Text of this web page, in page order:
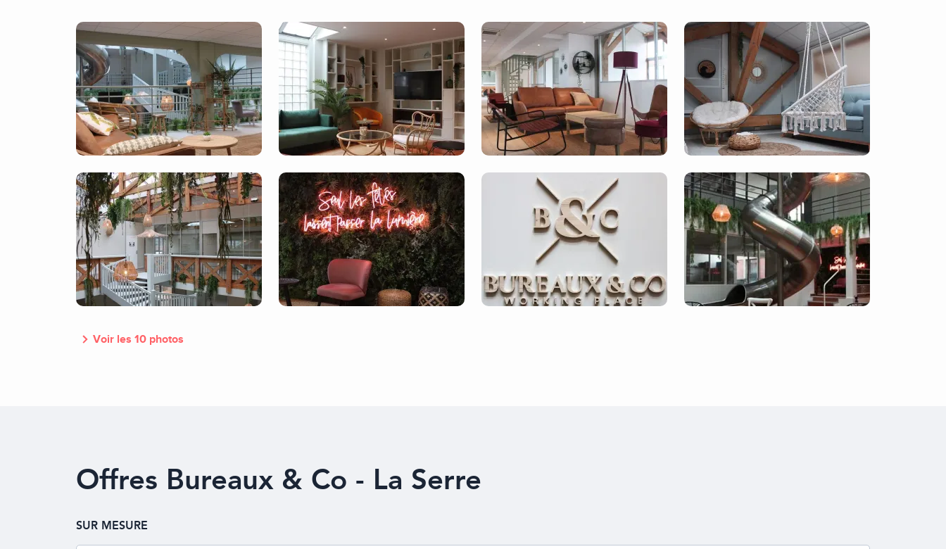
Voir les 10 photos
Offres Bureaux & Co - La Serre
SUR MESURE